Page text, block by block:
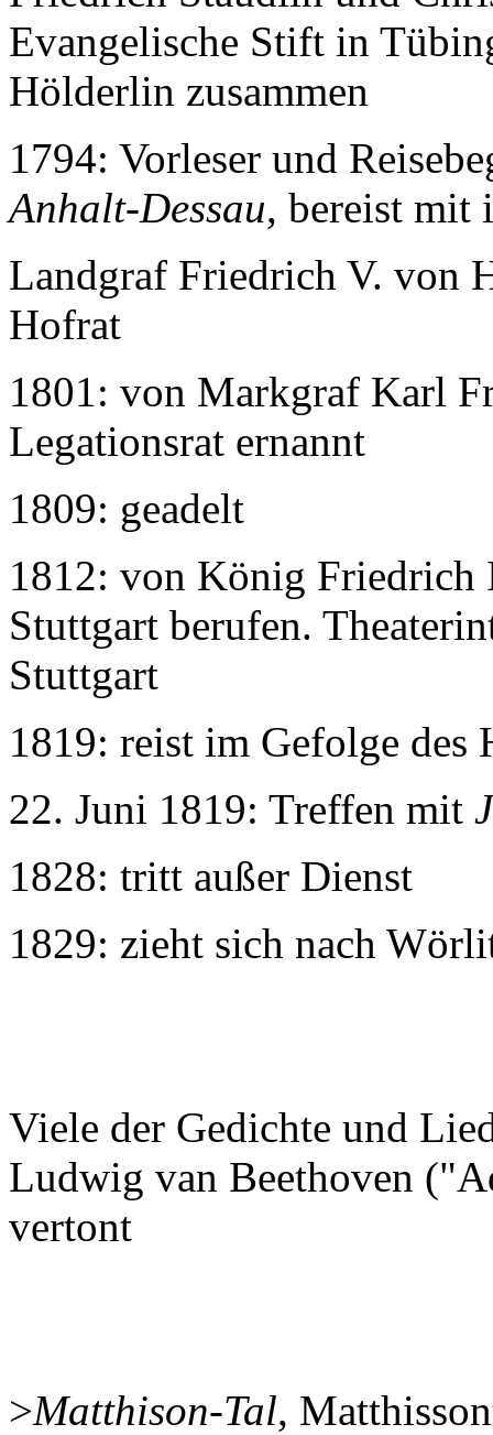
Evangelische Stift in
Hölderlin zusammen
1794: Vorleser und
Anhalt-Dessau, bereist mit
Landgraf Friedrich V. von
Hofrat
1801: von Markgraf Karl
Legationsrat ernannt
1809: geadelt
1812: von König Friedrich
Stuttgart berufen.
Stuttgart
1819: reist im Gefolge des
22. Juni 1819: Treffen mit
1828: tritt außer Dienst
1829: zieht sich nach
Viele der Gedichte und
Ludwig van Beethoven
vertont
>Matthison-Tal,